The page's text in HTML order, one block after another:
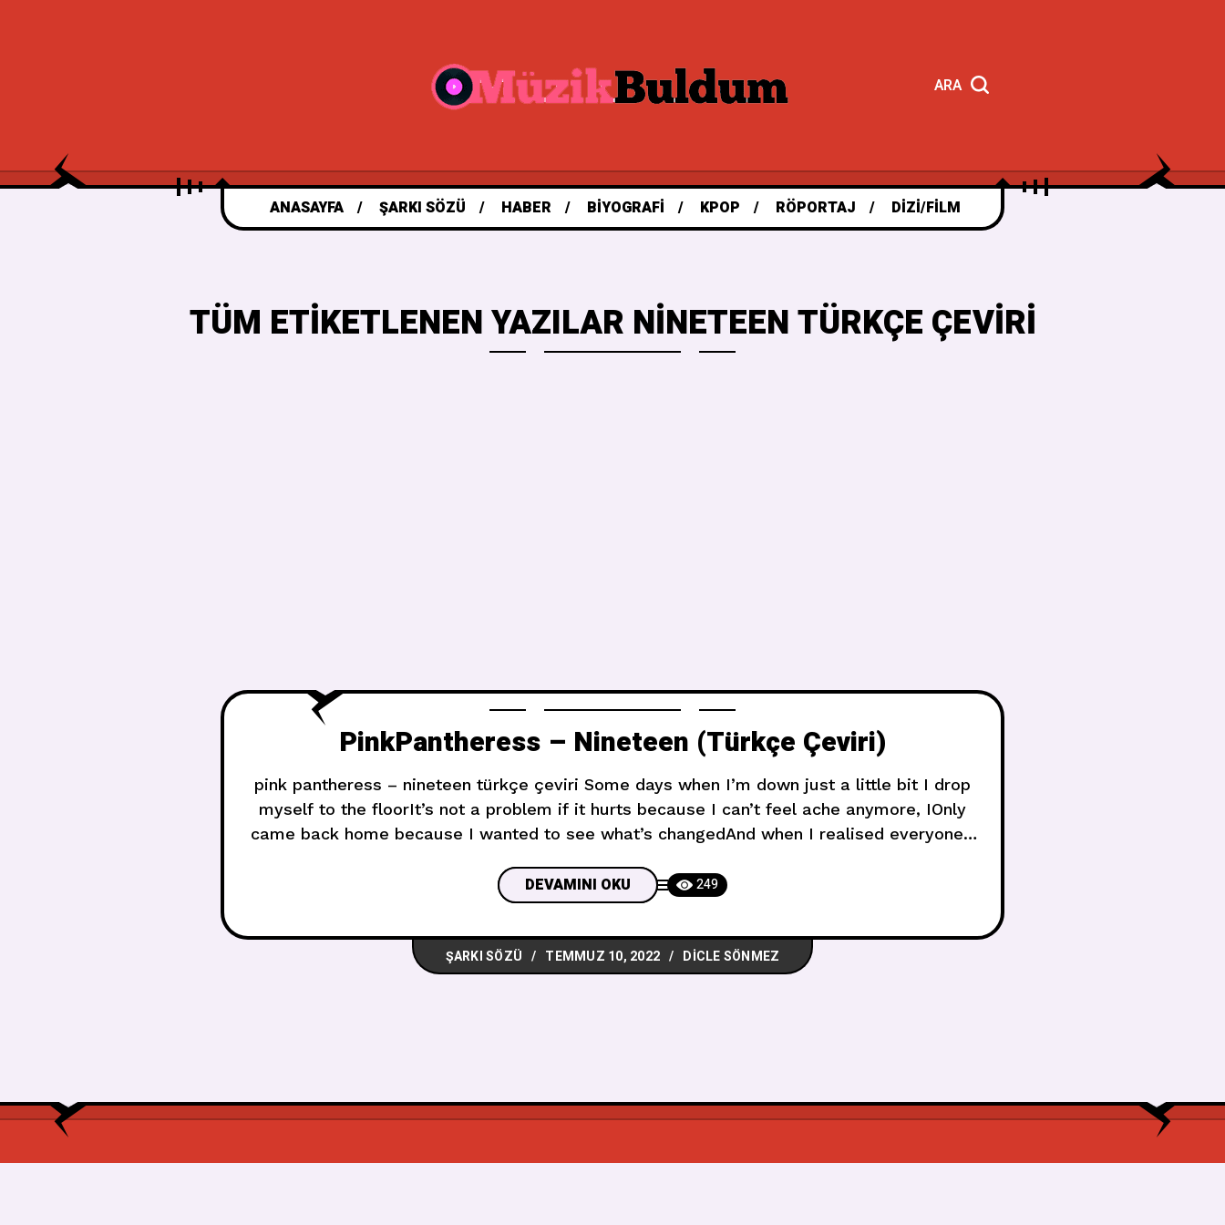
ARA
ANASAYFA ŞARKI SÖZÜ HABER BIYOGRAFI KPOP RÖPORTAJ DIZI/FILM
TÜM ETIKETLENEN YAZILAR NINETEEN TÜRKÇE ÇEVIRI
PinkPantheress – Nineteen (Türkçe Çeviri)
pink pantheress – nineteen türkçe çeviri Some days when I’m down just a little bit I drop
myself to the floorIt’s not a problem if it hurts because I can’t feel ache anymore, IOnly
came back home because I wanted to see what’s changedAnd when I realised everyone’s
DEVAMINI OKU 249
ŞARKI SÖZÜ TEMMUZ 10, 2022 DICLE SÖNMEZ